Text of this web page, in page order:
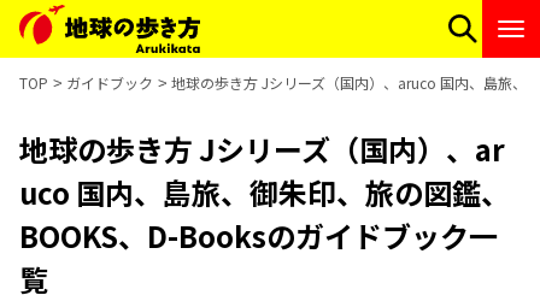
TOP ガイドブック 地球の歩き方 Jシリーズ（国内）、aruco 国内、島旅、
地球の歩き方 Jシリーズ（国内）、ar
uco 国内、島旅、御朱印、旅の図鑑、
BOOKS、D-Booksのガイドブック一
覧